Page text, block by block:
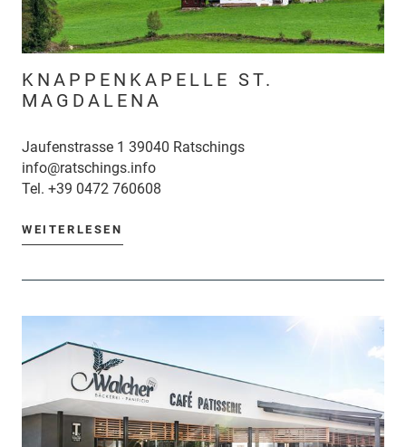
KNAPPENKAPELLE ST.
MAGDALENA
Jaufenstrasse 1 39040 Ratschings
info@ratschings.info
Tel. +39 0472 760608
WEITERLESEN